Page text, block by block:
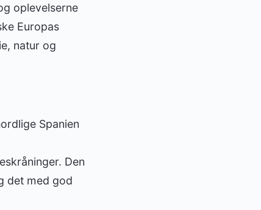
oplevelserne
Europas
natur og
Spanien
Den
det med god